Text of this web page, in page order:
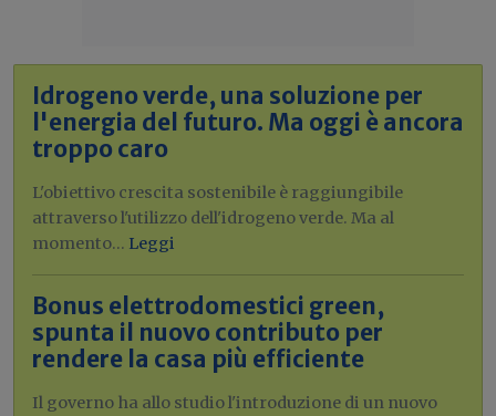
Idrogeno verde, una soluzione per
l'energia del futuro. Ma oggi è ancora
troppo caro
L'obiettivo crescita sostenibile è raggiungibile
attraverso l'utilizzo dell'idrogeno verde. Ma al
momento... Leggi
Bonus elettrodomestici green,
spunta il nuovo contributo per
rendere la casa più efficiente
Il governo ha allo studio l'introduzione di un nuovo